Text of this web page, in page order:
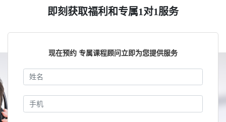
即刻获取福利和专属1对1服务
现在预约 专属课程顾问立即为您提供服务